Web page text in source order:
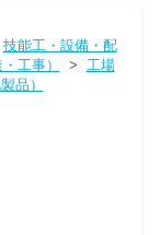
技能工・設備・配
工事） > 工場
品）